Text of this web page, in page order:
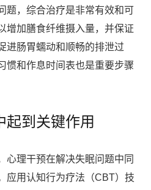
题，综合治疗是非常有效和可
增加膳食纤维摄入量，并保证
进肠胃蠕动和顺畅的排泄过
惯和作息时间表也是重要步骤
起到关键作用
心理干预在解决失眠问题中同
应用认知行为疗法（CBT）技